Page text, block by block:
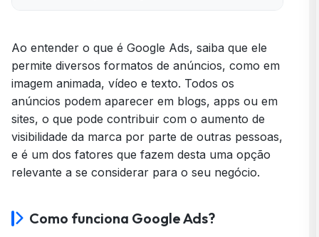
Ao entender o que é Google Ads, saiba que ele
permite diversos formatos de anúncios, como em
imagem animada, vídeo e texto. Todos os
anúncios podem aparecer em blogs, apps ou em
sites, o que pode contribuir com o aumento de
visibilidade da marca por parte de outras pessoas,
e é um dos fatores que fazem desta uma opção
relevante a se considerar para o seu negócio.
Como funciona Google Ads?